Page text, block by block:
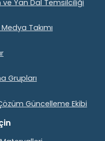
ve Yan Dal Temsilciliği
Takımı
Grupları
Güncelleme Ekibi